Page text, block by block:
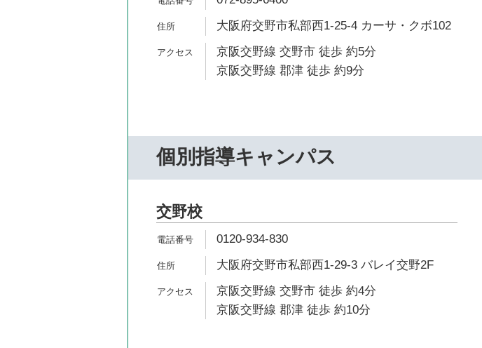
大阪府交野市私部西1-25-4 カーサ・クボ102
京阪交野線 交野市 徒歩 約5分
京阪交野線 郡津 徒歩 約9分
個別指導キャンパス
交野校
0120-934-830
大阪府交野市私部西1-29-3 バレイ交野2F
京阪交野線 交野市 徒歩 約4分
京阪交野線 郡津 徒歩 約10分